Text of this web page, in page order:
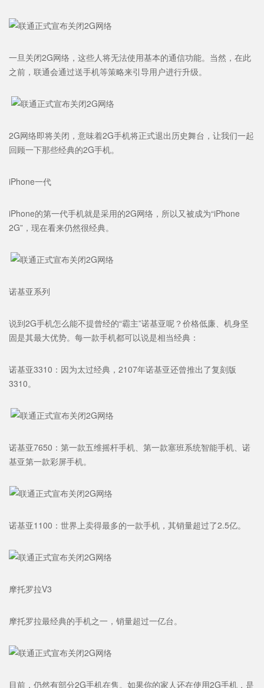
一旦关闭2G网络，这些人将无法使用基本的通信功能。当然，在此
之前，联通会通过送手机等策略来引导用户进行升级。
2G网络即将关闭，意味着2G手机将正式退出历史舞台，让我们一起
回顾一下那些经典的2G手机。
iPhone一代
iPhone的第一代手机就是采用的2G网络，所以又被成为“iPhone
2G”，现在看来仍然很经典。
诺基亚系列
说到2G手机怎么能不提曾经的“霸主”诺基亚呢？价格低廉、机身坚
固是其最大优势。每一款手机都可以说是相当经典：
诺基亚3310：因为太过经典，2107年诺基亚还曾推出了复刻版
3310。
诺基亚7650：第一款五维摇杆手机、第一款塞班系统智能手机、诺
基亚第一款彩屏手机。
诺基亚1100：世界上卖得最多的一款手机，其销量超过了2.5亿。
摩托罗拉V3
摩托罗拉最经典的手机之一，销量超过一亿台。
目前，仍然有部分2G手机在售。如果你的家人还在使用2G手机，是